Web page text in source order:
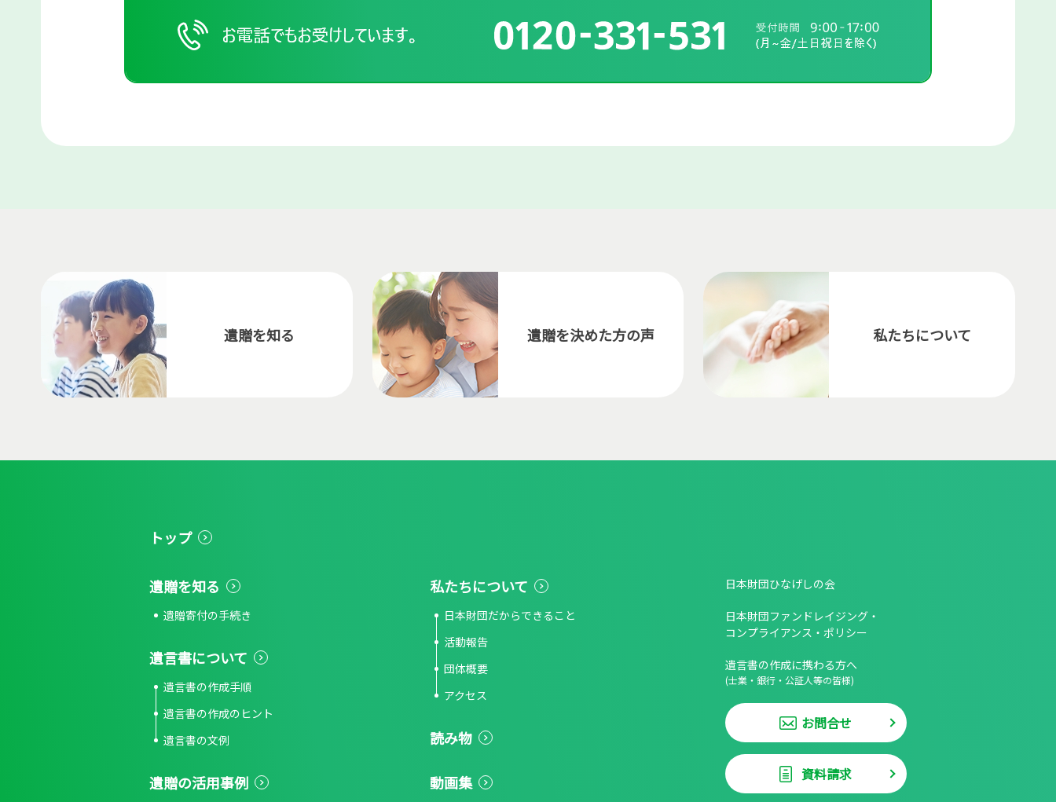
遺贈を知る 遺贈を決めた方の声 私たちについて
トップ
遺贈を知る
遺贈寄付の手続き
遺言書について
遺言書の作成手順
遺言書の作成のヒント
遺言書の文例
遺贈の活用事例
私たちについて
日本財団だからできること
活動報告
団体概要
アクセス
読み物
動画集
日本財団ひなげしの会
日本財団ファンドレイジング・
コンプライアンス・ポリシー
遺言書の作成に携わる方へ
(士業・銀行・公証人等の皆様)
お問合せ
資料請求